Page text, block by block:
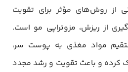
از روش‌های مؤثر برای تقویت
از ریزش، مزوتراپی مو است.
مواد مغذی به پوست سر،
کرده و باعث تقویت و رشد مجدد